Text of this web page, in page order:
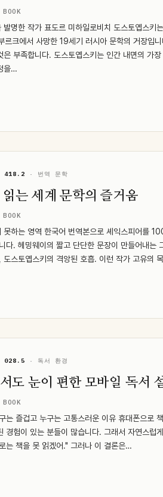
BOOK
발명한 작가 표도르 미하일로비치 도스토옙스키
르크에서 사망한 19세기 러시아 문학의 거장입
은 부족합니다. 도스토옙스키는 인간 내면의 가
을…
418.2 · 번역 문학
는 세계 문학의 즐거움
BOOK
못하는 영역 한국어 번역본으로 셰익스피어를
다. 헤밍웨이의 짧고 단단한 문장이 만들어내는
도스토옙스키의 격앙된 호흡. 이런 작가 고유의
028.5 · 독서 환경
도 눈이 편한 모바일 독서
BOOK
는 즐겁고 누구는 고통스러운 이유 휴대폰으로
경험이 있는 분들이 많습니다. 그래서 자연스럽
는 책을 못 읽겠어." 그러나 이 결론은…